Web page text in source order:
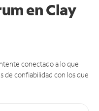
en Clay
conectado a lo que
de confiabilidad con los que